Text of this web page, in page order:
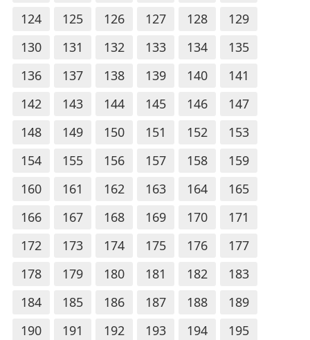
124
125 126 127 128
129
130
131 132 133 134
135
136
137 138 139 140
141
142
143 144 145 146
147
148
149 150 151 152
153
154
155 156 157 158
159
160
161 162 163 164
165
166
167 168 169 170
171
172
173 174 175 176
177
178
179 180 181 182
183
184
185 186 187 188
189
190
191 192 193 194
195